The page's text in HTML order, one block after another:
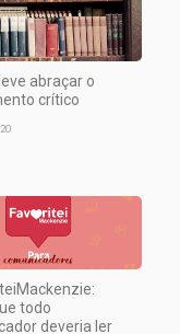
abraçar o
crítico
todo
deveria ler